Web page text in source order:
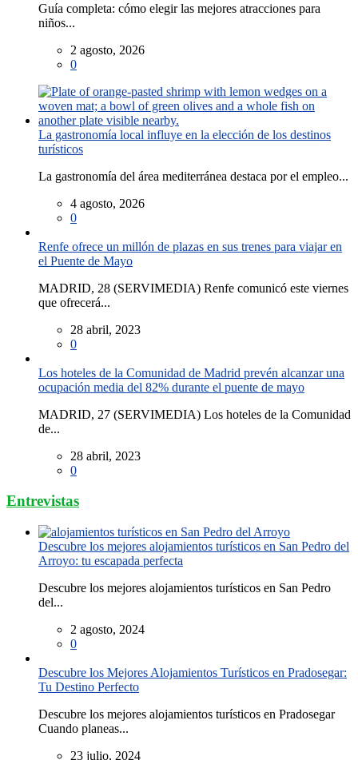
Guía completa: cómo elegir las mejores atracciones para
niños...
2 agosto, 2026
0
La gastronomía local influye en la elección de los destinos
turísticos
La gastronomía del área mediterránea destaca por el empleo...
4 agosto, 2026
0
Renfe ofrece un millón de plazas en sus trenes para viajar en
el Puente de Mayo
MADRID, 28 (SERVIMEDIA) Renfe comunicó este viernes
que ofrecerá...
28 abril, 2023
0
Los hoteles de la Comunidad de Madrid prevén alcanzar una
ocupación media del 82% durante el puente de mayo
MADRID, 27 (SERVIMEDIA) Los hoteles de la Comunidad
de...
28 abril, 2023
0
Entrevistas
Descubre los mejores alojamientos turísticos en San Pedro del
Arroyo: tu escapada perfecta
Descubre los mejores alojamientos turísticos en San Pedro
del...
2 agosto, 2024
0
Descubre los Mejores Alojamientos Turísticos en Pradosegar:
Tu Destino Perfecto
Descubre los mejores alojamientos turísticos en Pradosegar
Cuando planeas...
23 julio, 2024